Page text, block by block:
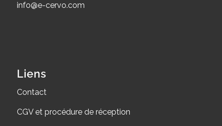
info@e-cervo.com
Liens
Contact
CGV et procédure de réception